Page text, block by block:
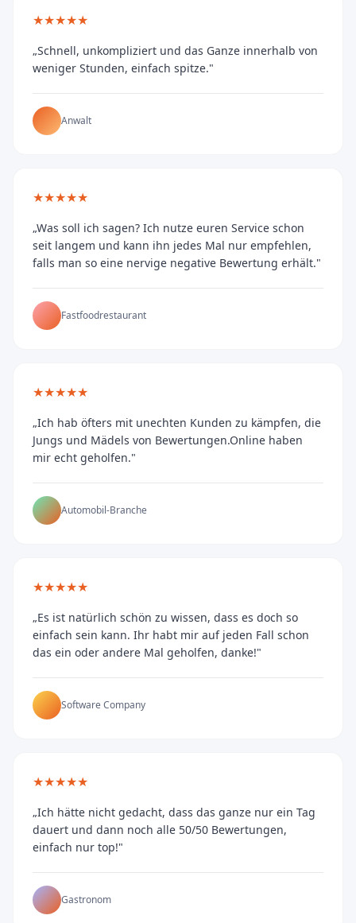
★★★★★
„Schnell, unkompliziert und das Ganze innerhalb von
weniger Stunden, einfach spitze."
Anwalt
★★★★★
„Was soll ich sagen? Ich nutze euren Service schon
seit langem und kann ihn jedes Mal nur empfehlen,
falls man so eine nervige negative Bewertung erhält."
Fastfoodrestaurant
★★★★★
„Ich hab öfters mit unechten Kunden zu kämpfen, die
Jungs und Mädels von Bewertungen.Online haben
mir echt geholfen."
Automobil-Branche
★★★★★
„Es ist natürlich schön zu wissen, dass es doch so
einfach sein kann. Ihr habt mir auf jeden Fall schon
das ein oder andere Mal geholfen, danke!"
Software Company
★★★★★
„Ich hätte nicht gedacht, dass das ganze nur ein Tag
dauert und dann noch alle 50/50 Bewertungen,
einfach nur top!"
Gastronom